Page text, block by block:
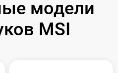
модели
MSI